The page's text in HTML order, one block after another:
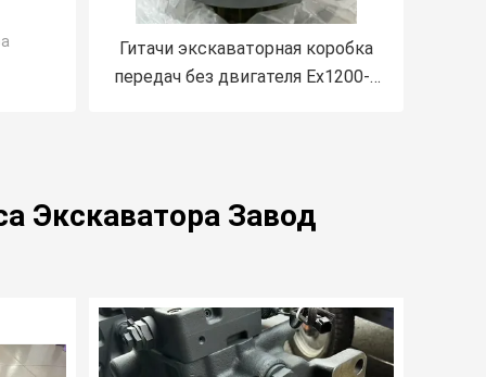
Гитачи экскаваторная коробка
передач без двигателя Ex1200-6
Экскаватора Завод